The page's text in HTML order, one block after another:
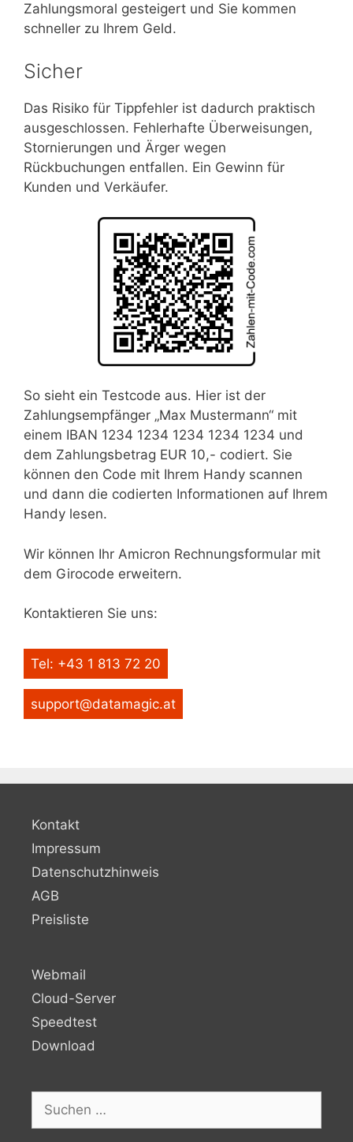
Zahlungsmoral gesteigert und Sie kommen
schneller zu Ihrem Geld.
Sicher
Das Risiko für Tippfehler ist dadurch praktisch
ausgeschlossen. Fehlerhafte Überweisungen,
Stornierungen und Ärger wegen
Rückbuchungen entfallen. Ein Gewinn für
Kunden und Verkäufer.
So sieht ein Testcode aus. Hier ist der
Zahlungsempfänger „Max Mustermann“ mit
einem IBAN 1234 1234 1234 1234 1234 und
dem Zahlungsbetrag EUR 10,- codiert. Sie
können den Code mit Ihrem Handy scannen
und dann die codierten Informationen auf Ihrem
Handy lesen.
Wir können Ihr Amicron Rechnungsformular mit
dem Girocode erweitern.
Kontaktieren Sie uns:
Tel: +43 1 813 72 20
support@datamagic.at
Kontakt
Impressum
Datenschutzhinweis
AGB
Preisliste
Webmail
Cloud-Server
Speedtest
Download
Suchen
nach: